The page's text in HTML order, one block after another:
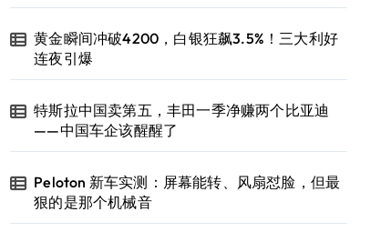
黄金瞬间冲破4200，白银狂飙3.5%！三大利好
连夜引爆
特斯拉中国卖第五，丰田一季净赚两个比亚迪
——中国车企该醒醒了
Peloton 新车实测：屏幕能转、风扇怼脸，但最
狠的是那个机械音